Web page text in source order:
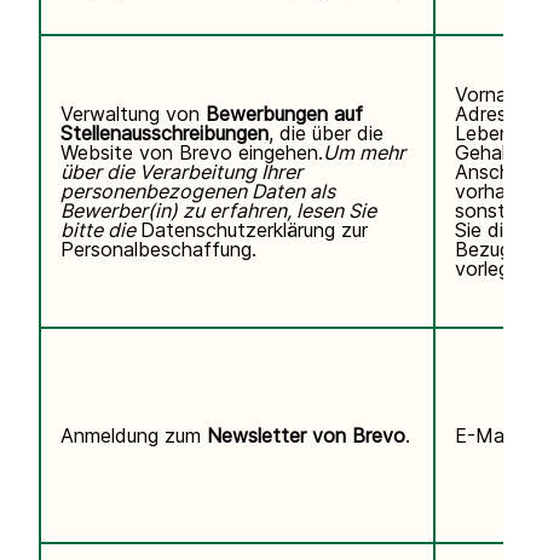
Verwaltung von Bewerbungen auf
Stellenausschreibungen, die über die
Website von Brevo eingehen.Um mehr
über die Verarbeitung Ihrer
personenbezogenen Daten als
Bewerber(in) zu erfahren, lesen Sie
bitte die Datenschutzerklärung zur
Personalbeschaffung.
Adresse,
Sie
Bezug
vorlegen.
Anmeldung zum Newsletter von Brevo. E-Mail-